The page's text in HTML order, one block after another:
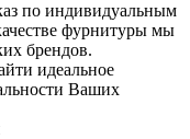
по индивидуальным
фурнитуры мы
брендов.
идеальное
Ваших